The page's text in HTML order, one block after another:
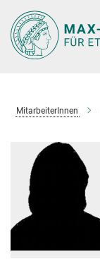
Hauptinhalt
MitarbeiterInnen